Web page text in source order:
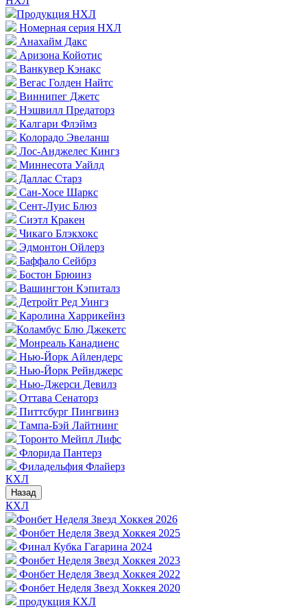
Продукция НХЛ
Номерная серия НХЛ
Анахайм Дакс
Аризона Койотис
Ванкувер Кэнакс
Вегас Голден Найтс
Виннипег Джетс
Нэшвилл Предаторз
Калгари Флэймз
Колорадо Эвеланш
Лос-Анджелес Кингз
Миннесота Уайлд
Даллас Старз
Сан-Хосе Шаркс
Сент-Луис Блюз
Сиэтл Кракен
Чикаго Блэкхокс
Эдмонтон Ойлерз
Баффало Сейбрз
Бостон Брюинз
Вашингтон Кэпиталз
Детройт Ред Уингз
Каролина Харрикейнз
Коламбус Блю Джекетс
Монреаль Канадиенс
Нью-Йорк Айлендерс
Нью-Йорк Рейнджерс
Нью-Джерси Девилз
Оттава Сенаторз
Питтсбург Пингвинз
Тампа-Бэй Лайтнинг
Торонто Мейпл Лифс
Флорида Пантерз
Филадельфия Флайерз
КХЛ
Назад
КХЛ
Фонбет Неделя Звезд Хоккея 2026
Фонбет Неделя Звезд Хоккея 2025
Финал Кубка Гагарина 2024
Фонбет Неделя Звезд Хоккея 2023
Фонбет Неделя Звезд Хоккея 2022
Фонбет Неделя Звезд Хоккея 2020
продукция КХЛ